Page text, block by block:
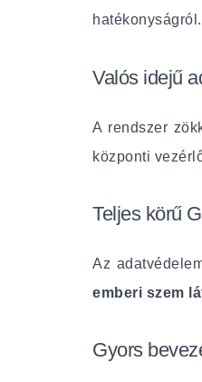
Valós idejű
A rendszer
központi
Teljes körű
Az
emberi szem
Gyors